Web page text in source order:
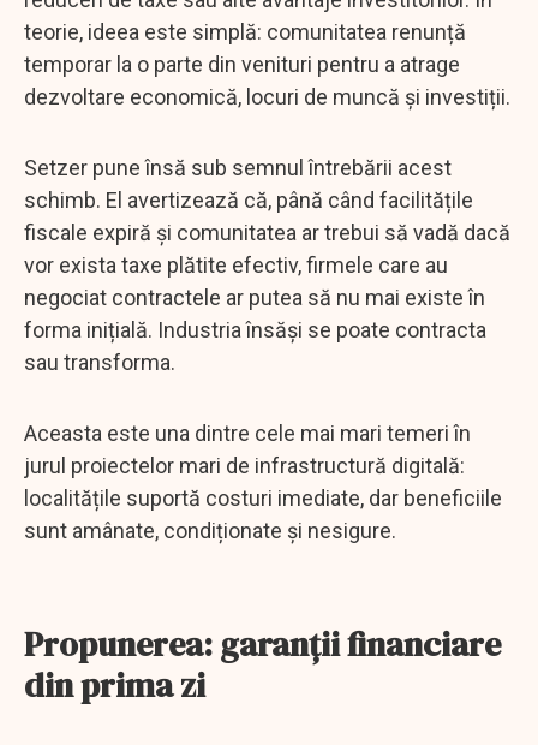
teorie, ideea este simplă: comunitatea renunță
temporar la o parte din venituri pentru a atrage
dezvoltare economică, locuri de muncă și investiții.
Setzer pune însă sub semnul întrebării acest
schimb. El avertizează că, până când facilitățile
fiscale expiră și comunitatea ar trebui să vadă dacă
vor exista taxe plătite efectiv, firmele care au
negociat contractele ar putea să nu mai existe în
forma inițială. Industria însăși se poate contracta
sau transforma.
Aceasta este una dintre cele mai mari temeri în
jurul proiectelor mari de infrastructură digitală:
localitățile suportă costuri imediate, dar beneficiile
sunt amânate, condiționate și nesigure.
Propunerea: garanții financiare
din prima zi